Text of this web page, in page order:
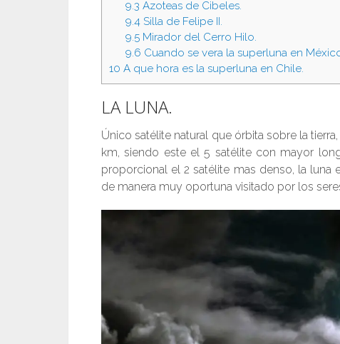
9.3 Azoteas de Cibeles.
9.4Silla de Felipe II.
9.5Mirador del Cerro Hilo.
9.6 Cuando se vera la superluna en
10 A que hora es la superluna en Chile.
LA LUNA.
Único satélite natural que órbita sobre la
km, siendo este el 5 satélite con mayor
proporcional el 2 satélite mas denso, la
de manera muy oportuna visitado por los